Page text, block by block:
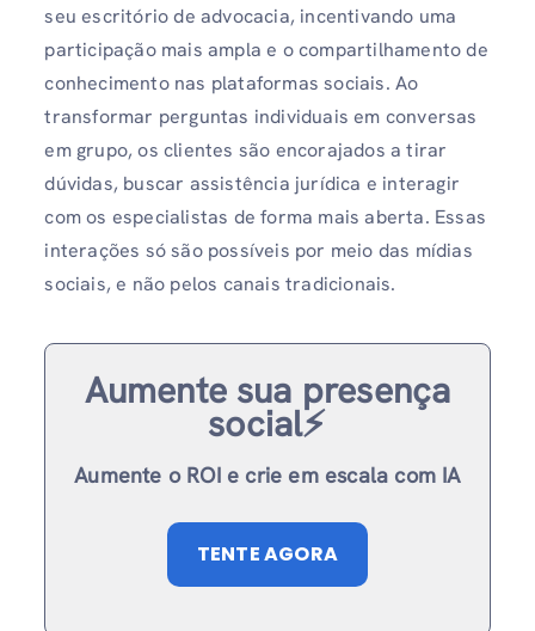
seu escritório de advocacia, incentivando uma
participação mais ampla e o compartilhamento de
conhecimento nas plataformas sociais. Ao
transformar perguntas individuais em conversas
em grupo, os clientes são encorajados a tirar
dúvidas, buscar assistência jurídica e interagir
com os especialistas de forma mais aberta. Essas
interações só são possíveis por meio das mídias
sociais, e não pelos canais tradicionais.
Aumente sua presença
social⚡️
Aumente o ROI e crie em escala com IA
TENTE AGORA